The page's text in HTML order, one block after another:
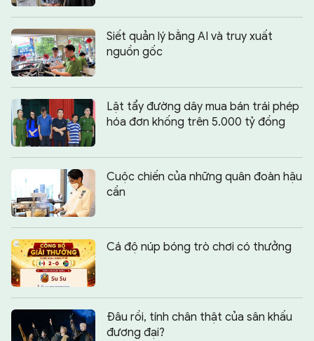
Siết quản lý bằng AI và truy xuất
nguồn gốc
Lật tẩy đường dây mua bán trái phép
hóa đơn khống trên 5.000 tỷ đồng
Cuộc chiến của những quân đoàn hậu
cần
Cá độ núp bóng trò chơi có thưởng
Đâu rồi, tính chân thật của sân khấu
đương đại?